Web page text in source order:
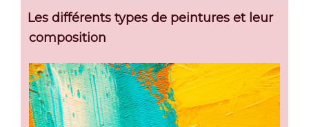
Les différents types de peintures et leur
composition